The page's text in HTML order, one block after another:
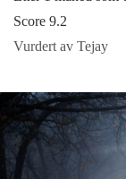
Score 9.2
Vurdert av Tejay